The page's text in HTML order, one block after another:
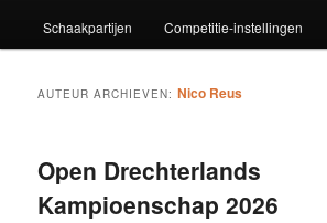
Schaakpartijen Competitie-instellingen
AUTEUR ARCHIEVEN: Nico Reus
Open Drechterlands
Kampioenschap 2026